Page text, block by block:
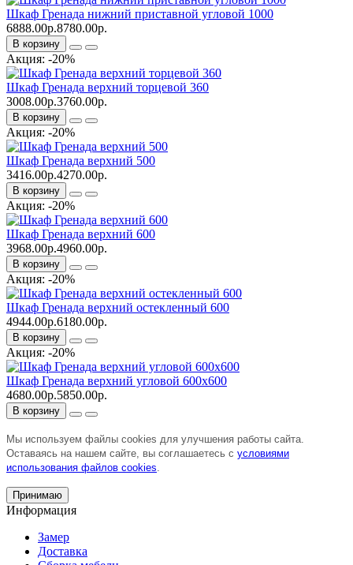
Шкаф Гренада нижний приставной угловой 1000
6888.00р.8780.00р.
В корзину
Акция: -20%
Шкаф Гренада верхний торцевой 360
3008.00р.3760.00р.
В корзину
Акция: -20%
Шкаф Гренада верхний 500
3416.00р.4270.00р.
В корзину
Акция: -20%
Шкаф Гренада верхний 600
3968.00р.4960.00р.
В корзину
Акция: -20%
Шкаф Гренада верхний остекленный 600
4944.00р.6180.00р.
В корзину
Акция: -20%
Шкаф Гренада верхний угловой 600x600
4680.00р.5850.00р.
В корзину
Мы используем файлы cookies для улучшения работы сайта.
Оставаясь на нашем сайте, вы соглашаетесь с условиями
использования файлов cookies.
Принимаю
Информация
Замер
Доставка